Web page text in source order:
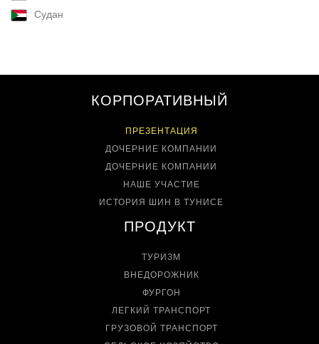
Судан
КОРПОРАТИВНЫЙ
ПРЕЗЕНТАЦИЯ
ДОЧЕРНИЕ КОМПАНИИ
ДОЧЕРНИЕ КОМПАНИИ
НАШЕ УЧАСТИЕ
ИСТОРИЯ ШИН В ТУНИСЕ
ПРОДУКТ
ТУРИЗМ
ВНЕДОРОЖНИК
ФУРГОН
ЛЕГКИЙ ТРАНСПОРТ
ГРУЗОВОЙ ТРАНСПОРТ